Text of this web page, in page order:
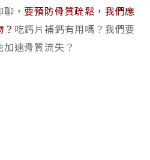
聊，要預防骨質疏鬆，我們應
吃鈣片補鈣有用嗎？我們要
加速骨質流失？